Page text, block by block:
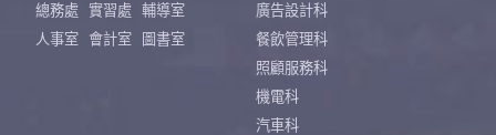
總務處
實習處
輔導室
人事室
會計室 圖書室
廣告設計科
餐飲管理科
照顧服務科
機電科
汽車科